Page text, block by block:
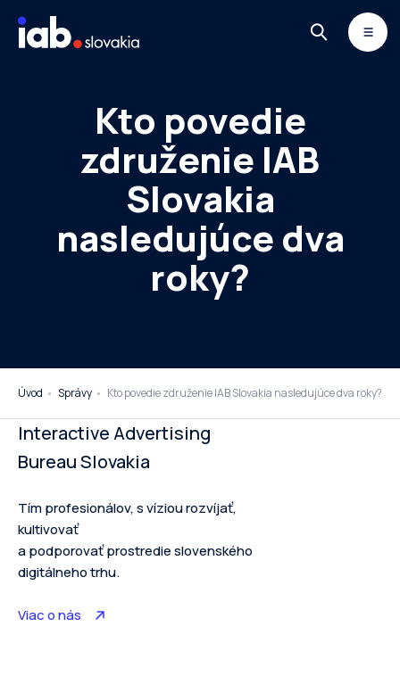
NEWSLETTER
Kto povedie
združenie IAB
Slovakia
nasledujúce dva
roky?
Úvod Správy Kto povedie združenie IAB Slovakia nasledujúce dva roky?
Interactive Advertising
Bureau Slovakia
Tím profesionálov, s víziou rozvíjať,
kultivovať
a podporovať prostredie slovenského
digitálneho trhu.
Viac o nás